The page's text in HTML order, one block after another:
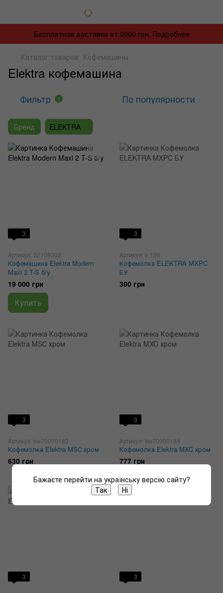
Бесплатная доставка от 2000 грн. Подробнее
Каталог товаров Кофемашины
Elektra кофемашина
Фильтр 1 По популярности
Бренд ELEKTRA
3
Артикул: 02109302
Кофемашина Elektra Modern
Maxi 2 T-S б/у
19 000 грн
Купить
3
Артикул: e.138
Кофемолка ELEKTRA MXPC
БУ
300 грн
3
Артикул: kw70000183
Кофемолка Elektra MSС хром
630 грн
3
Артикул: kw70000184
Кофемолка Elektra MXC хром
777 грн
3 3
Бажаєте перейти на українську версію сайту?
Так
Ні